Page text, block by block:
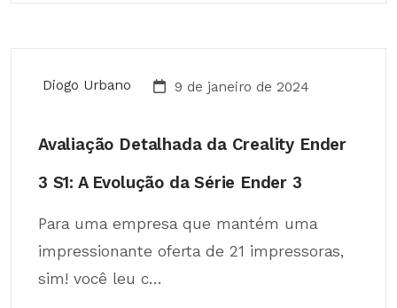
Diogo Urbano 9 de janeiro de 2024
Avaliação Detalhada da Creality Ender
3 S1: A Evolução da Série Ender 3
Para uma empresa que mantém uma
impressionante oferta de 21 impressoras,
sim! você leu c...